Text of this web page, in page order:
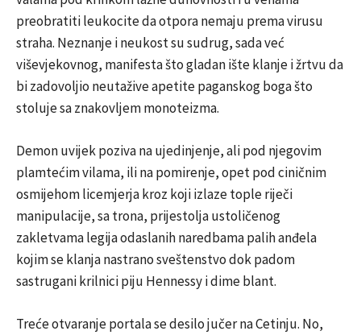
preobratiti leukocite da otpora nemaju prema virusu
straha. Neznanje i neukost su sudrug, sada već
viševjekovnog, manifesta što gladan ište klanje i žrtvu da
bi zadovoljio neutažive apetite paganskog boga što
stoluje sa znakovljem monoteizma.
Demon uvijek poziva na ujedinjenje, ali pod njegovim
plamtećim vilama, ili na pomirenje, opet pod ciničnim
osmijehom licemjerja kroz koji izlaze tople riječi
manipulacije, sa trona, prijestolja ustoličenog
zakletvama legija odaslanih naredbama palih anđela
kojim se klanja nastrano sveštenstvo dok padom
sastrugani krilnici piju Hennessy i dime blant.
Treće otvaranje portala se desilo jučer na Cetinju. No,